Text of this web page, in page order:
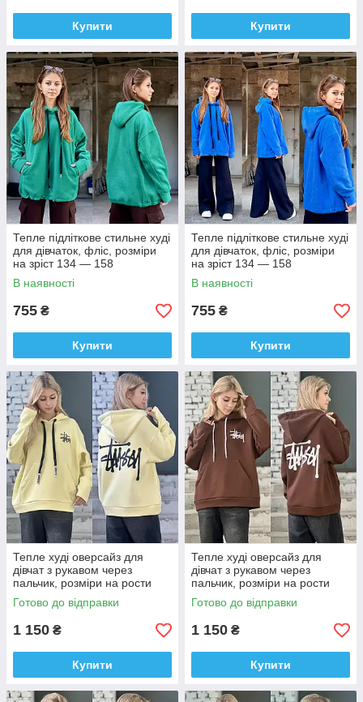
Купити Купити
Тепле підліткове стильне худі
для дівчаток, фліс, розміри
на зріст 134 — 158
В наявності
755 ₴
Купити
Тепле підліткове стильне худі
для дівчаток, фліс, розміри
на зріст 134 — 158
В наявності
755 ₴
Купити
Тепле худі оверсайз для
дівчат з рукавом через
пальчик, розміри на рости
134 - 160 см
Готово до відправки
1 150 ₴
Купити
Тепле худі оверсайз для
дівчат з рукавом через
пальчик, розміри на рости
134 - 160 см
Готово до відправки
1 150 ₴
Купити